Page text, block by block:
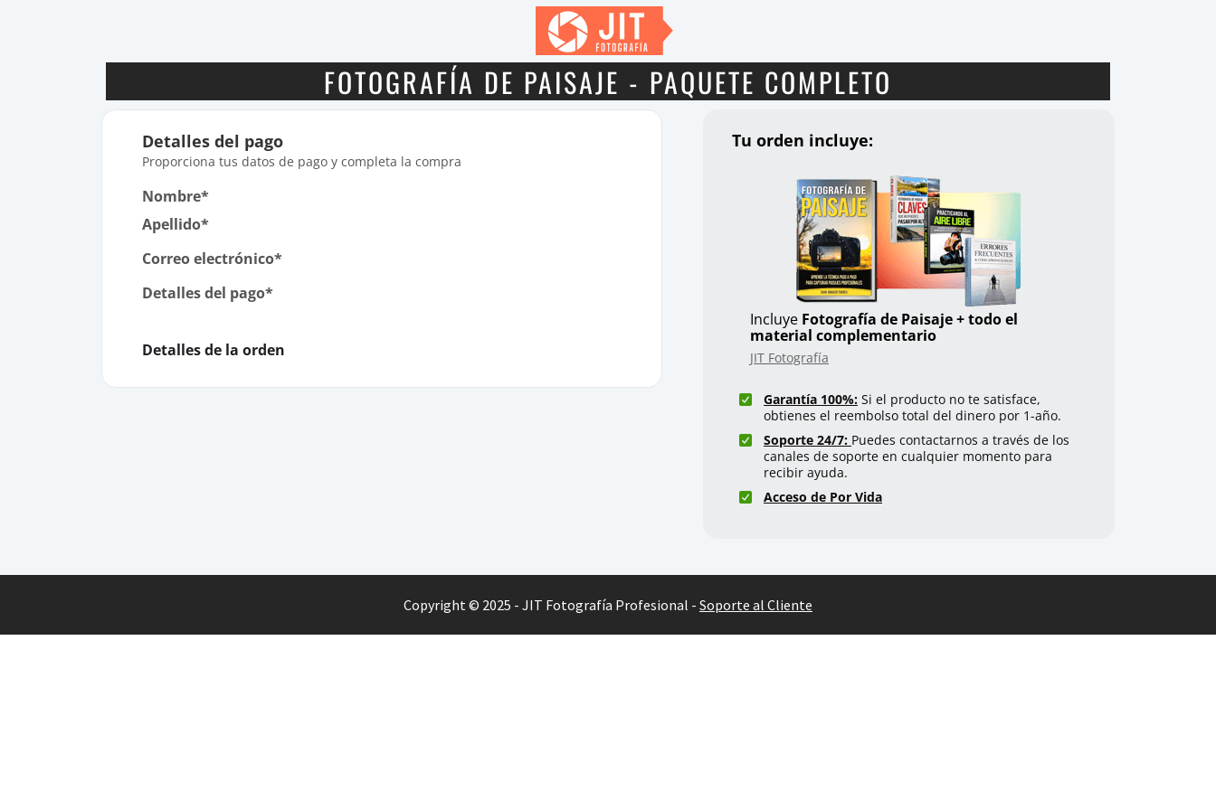
FOTOGRAFÍA DE PAISAJE - PAQUETE COMPLETO
Detalles del pago
Proporciona tus datos de pago y completa la compra
Nombre*
Apellido*
Correo electrónico*
Detalles del pago*
Detalles de la orden
Tu orden incluye:
Incluye Fotografía de Paisaje + todo el
material complementario
JIT Fotografía
Garantía 100%: Si el producto no te satisface,
obtienes el reembolso total del dinero por 1-año.
Soporte 24/7: Puedes contactarnos a través de los
canales de soporte en cualquier momento para
recibir ayuda.
Acceso de Por Vida
Copyright © 2025 - JIT Fotografía Profesional - Soporte al Cliente